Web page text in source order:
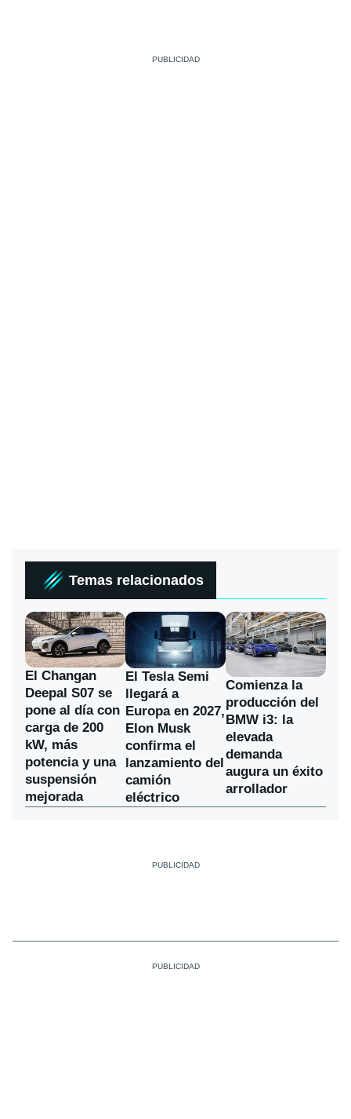
Temas relacionados
El Changan
Deepal S07 se
pone al día con
carga de 200
kW, más
potencia y una
suspensión
mejorada
El Tesla Semi
llegará a
Europa en 2027,
Elon Musk
confirma el
lanzamiento del
camión
eléctrico
Comienza la
producción del
BMW i3: la
elevada
demanda
augura un éxito
arrollador